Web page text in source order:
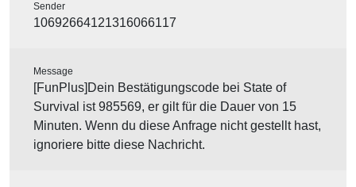
Sender
10692664121316066117
Message
[FunPlus]Dein Bestätigungscode bei State of
Survival ist 985569, er gilt für die Dauer von 15
Minuten. Wenn du diese Anfrage nicht gestellt hast,
ignoriere bitte diese Nachricht.